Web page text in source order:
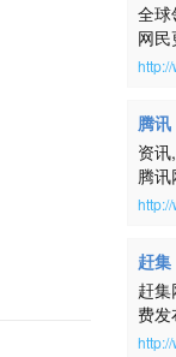
全球
网民
百度
腾讯
资
腾
览量
乐
门户
户，
权
台。
赶集
赶
费
全的